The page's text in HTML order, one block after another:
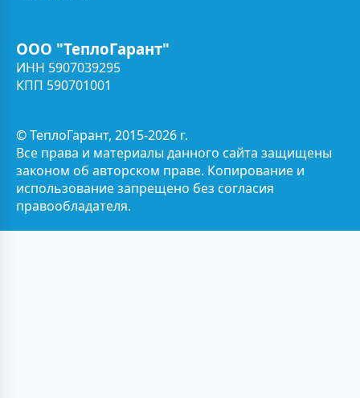
ООО "ТеплоГарант"
ИНН 5907039295
КПП 590701001
© ТеплоГарант, 2015-2026 г.
Все права и материалы данного сайта защищены
законом об авторском праве. Копирование и
использование запрещено без согласия
правообладателя.